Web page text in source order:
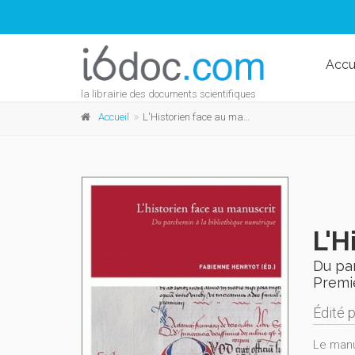
la librairie des documents scientifiques
Accueil L'Historien face au manuscrit
Du
Édité
Le